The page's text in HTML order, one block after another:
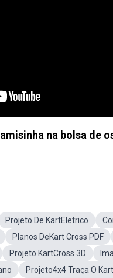
na bolsa de
Projeto De KartEletrico
Planos DeKart Cross PDF
Projeto KartCross 3D
Projeto4x4 Traça O Kart